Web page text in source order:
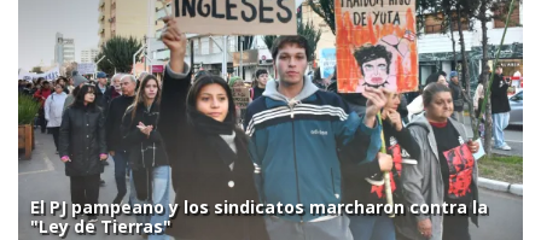
El PJ pampeano y los sindicatos marcharon contra la
"Ley de Tierras"